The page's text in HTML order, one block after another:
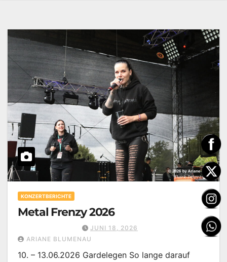
KONZERTBERICHTE
Metal Frenzy 2026
JUNI 18, 2026
ARIANE BLUMENAU
10. – 13.06.2026 Gardelegen So lange darauf